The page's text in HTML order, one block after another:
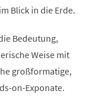
Blick in die Erde.
Bedeutung,
Weise mit
großformatige,
on-Exponate.